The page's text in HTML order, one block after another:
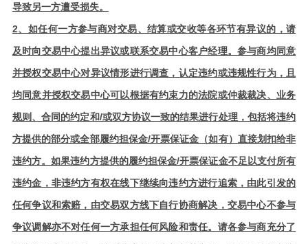
导致另一方遭受损失。
2、如任何一方参与商对交易、结算或交收等各环节有异议的，请
及时向交易中心提出异议或联系交易中心客户经理。参与商均同意
并授权交易中心对异议情形进行调查，认定违约或违规性行为，且
均同意并授权交易中心可以根据有约束力的法院或仲裁裁决、业务
规则、合同的约定和/或双方协议一致的结果进行处理，包括将违约
方提供的部分或全部履约担保金/开票保证金（如有）直接划扣给非
违约方。如果违约方提供的履约担保金/开票保证金不足以支付所有
违约金，非违约方有权在线下继续向违约方进行追索，由此引发的
任何争议和索赔，由交易双方线下自行协商解决，交易中心不参与
争议调解亦不对任何一方承担任何风险和责任。请各参与商充分了